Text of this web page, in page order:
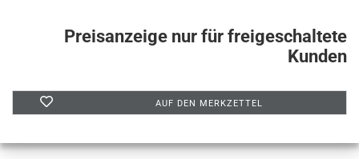
Preisanzeige nur für freigeschaltete
Kunden
AUF DEN MERKZETTEL